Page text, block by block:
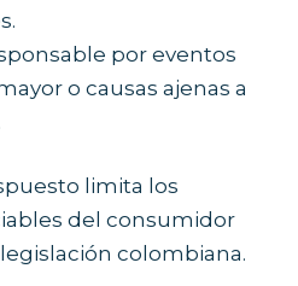
por eventos
o causas ajenas a
limita los
del consumidor
colombiana.